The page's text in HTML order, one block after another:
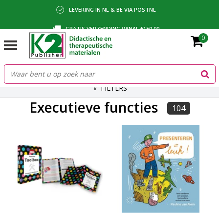
LEVERING IN NL & BE VIA POSTNL
GRATIS VERZENDING VANAF €150,00
BETALING VIA IDEAL, BANCONTACT OF FACTUUR
0
FILTERS
Executieve functies 104